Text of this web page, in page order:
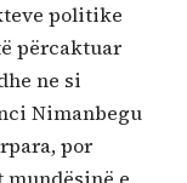
politike
përcaktuar
ne si
Nimanbegu
por